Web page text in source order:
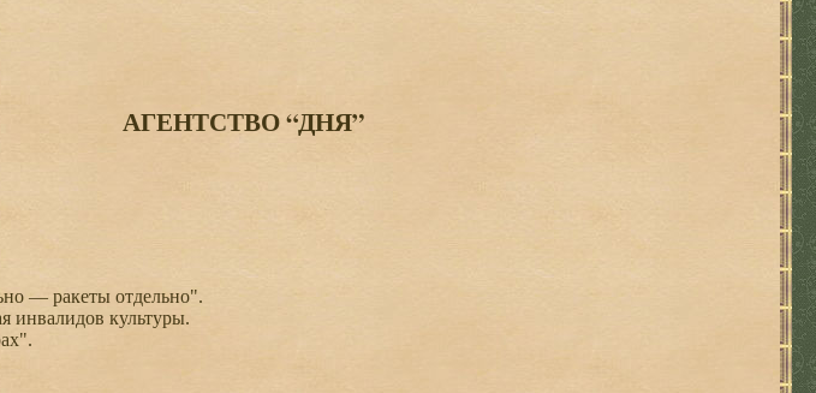
АГЕНТСТВО “ДНЯ”
— ракеты отдельно".
инвалидов культуры.